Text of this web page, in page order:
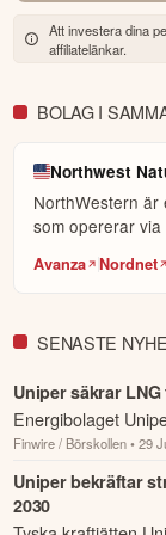
dina investeringar
Att investera dina
affiliatelänkar.
BOLAG I
Northwest
NorthWestern är
som opererar
Avanza Nordnet
SENASTE
Uniper säkrar
Energibolaget
miljoner ton
proje...
Finwire / Börskollen • 29
Uniper bekräftar
2030